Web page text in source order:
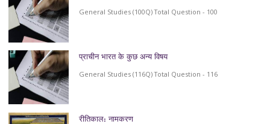
General Studies (100Q) Total Question - 100
प्राचीन भारत के कुछ अन्य विषय
General Studies (116Q) Total Question - 116
रीतिकाल: नामकरण